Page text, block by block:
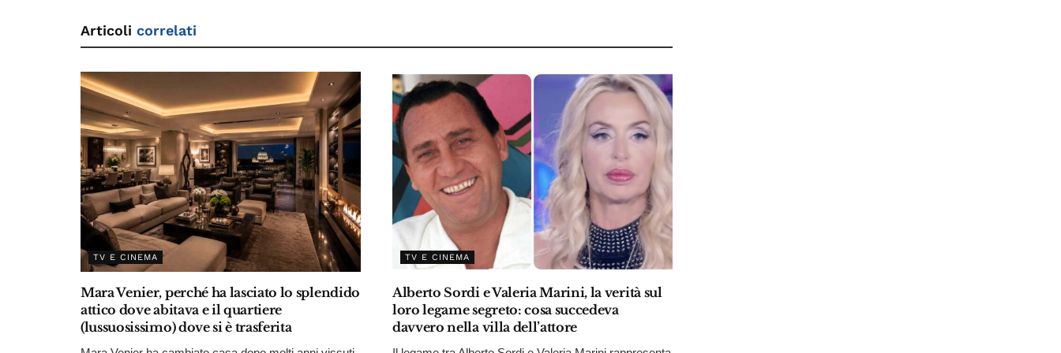
Articoli correlati
TV E CINEMA
Mara Venier, perché ha lasciato lo splendido
attico dove abitava e il quartiere
(lussuosissimo) dove si è trasferita
TV E CINEMA
Alberto Sordi e Valeria Marini, la verità sul
loro legame segreto: cosa succedeva
davvero nella villa dell’attore